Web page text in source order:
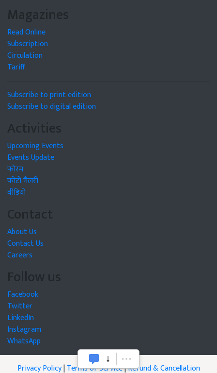
Magazines
Read Online
Subscription
Circulation
Tariff
Subscribe to print edition
Subscribe to digital edition
Activities
Upcoming Events
Events Update
फोरम
फोटो गैलरी
वीडियो
Contact
About Us
Contact Us
Careers
Follow us
Facebook
Twitter
LinkedIn
Instagram
WhatsApp
Privacy Policy|Terms of Service|Refund & Cancellation